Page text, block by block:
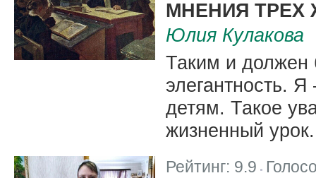
МНЕНИЯ
Юлия Кулакова
Таким и должен
элегантность.
детям. Такое
жизненный урок.
Рейтинг: 9.9